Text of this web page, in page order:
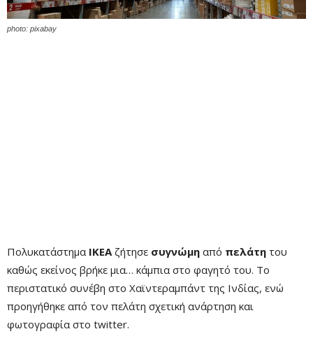
photo: pixabay
Πολυκατάστημα ΙΚΕΑζήτησε συγνώμη από πελάτη του
καθώς εκείνος βρήκε μια… κάμπια στο φαγητό του. Το
περιστατικό συνέβη στο Χαϊντεραμπάντ της Ινδίας, ενώ
προηγήθηκε από τον πελάτη σχετική ανάρτηση και
φωτογραφία στο twitter.